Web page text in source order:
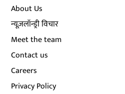
About Us
न्यूज़लॉन्ड्री विचार
Meet the team
Contact us
Careers
Privacy Policy